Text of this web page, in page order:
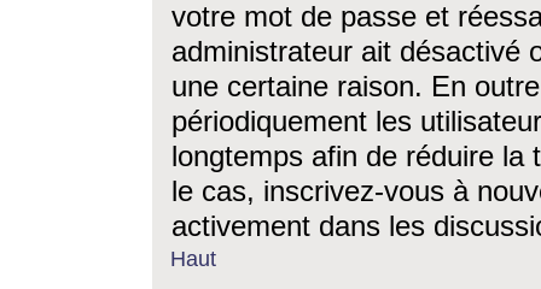
votre mot de passe et
administrateur ait désactivé
une certaine raison. En
périodiquement les
longtemps afin de réduire la
le cas, inscrivez-vous à
activement dans les
Haut